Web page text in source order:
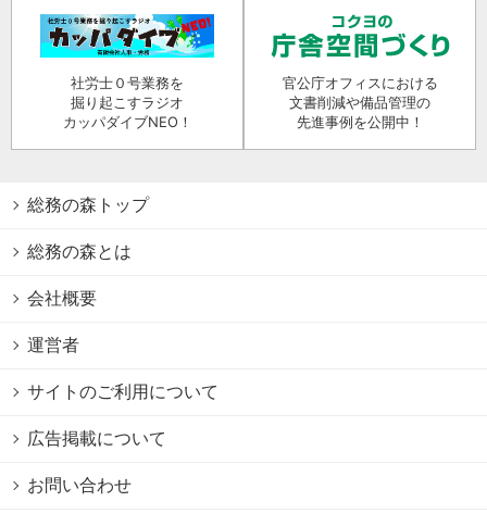
社労士０号業務を
掘り起こすラジオ
カッパダイブNEO！
官公庁オフィスにおける
文書削減や備品管理の
先進事例を公開中！
総務の森トップ
総務の森とは
会社概要
運営者
サイトのご利用について
広告掲載について
お問い合わせ